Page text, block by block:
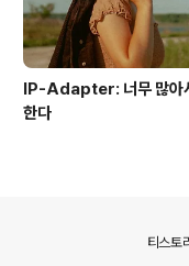
IP-Adapter: 너무 많아
한다
티스토